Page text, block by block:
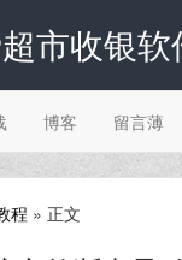
市收银
博客 留言薄
程 » 正文